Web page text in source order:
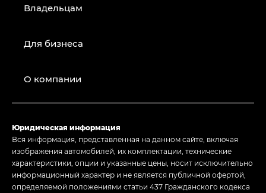
Владельцам
Для бизнеса
О компании
Юридическая информация
Вся информация, представленная на данном сайте, включая
изображения автомобилей, их комплектации, технические
характеристики, опции и указанные цены, носит исключительно
информационный характер и не является публичной офертой,
определяемой положениями статьи 437 Гражданского кодекса